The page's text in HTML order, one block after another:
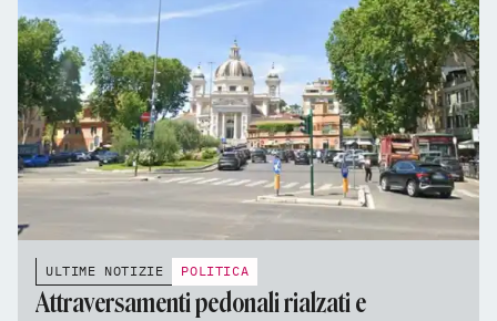
ULTIME NOTIZIE POLITICA
Attraversamenti pedonali rialzati e